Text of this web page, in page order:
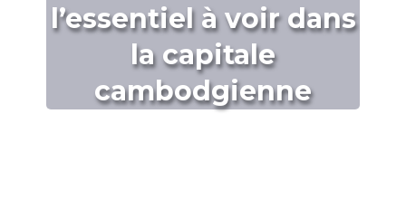
l’essentiel à voir dans
la capitale
cambodgienne